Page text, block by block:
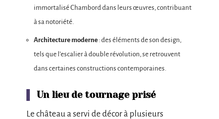
immortalisé Chambord dans leurs œuvres, contribuant
à sa notoriété.
Architecture moderne : des éléments de son design,
tels que l’escalier à double révolution, se retrouvent
dans certaines constructions contemporaines.
Un lieu de tournage prisé
Le château a servi de décor à plusieurs